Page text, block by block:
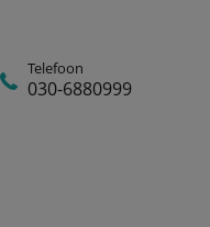
Telefoon
030-6880999